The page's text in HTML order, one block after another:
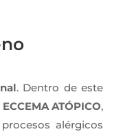
. Dentro de este
ECCEMA ATÓPICO,
alérgicos